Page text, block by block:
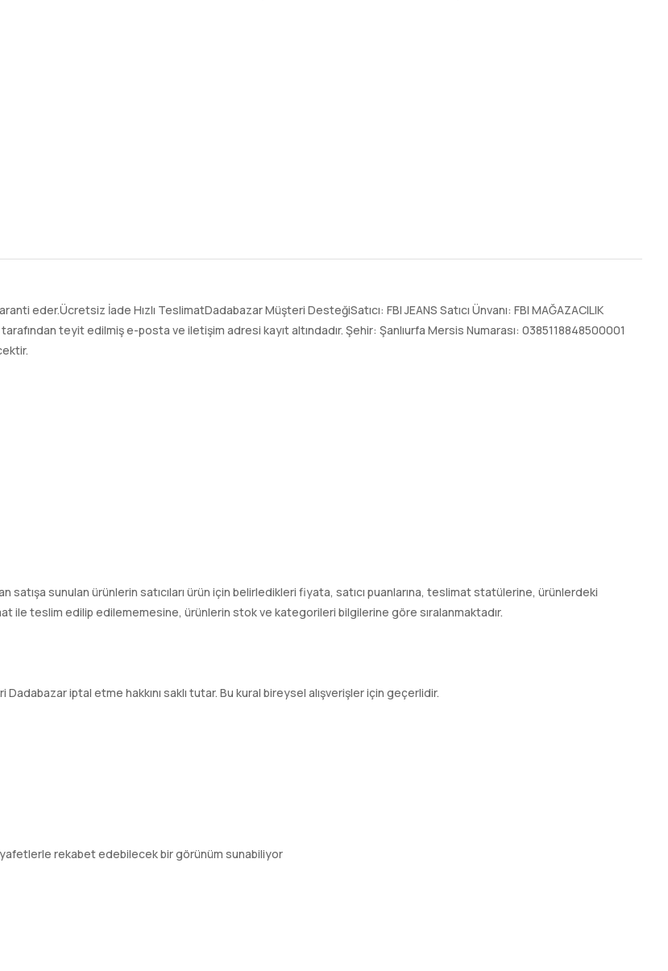
eder.Ücretsiz İade Hızlı TeslimatDadabazar Müşteri DesteğiSatıcı: FBI JEANS Satıcı Ünvanı: FBI MAĞAZACILIK
tarafından teyit edilmiş e-posta ve iletişim adresi kayıt altındadır. Şehir: Şanlıurfa Mersis Numarası: 0385118848500001
satışa sunulan ürünlerin satıcıları ürün için belirledikleri fiyata, satıcı puanlarına, teslimat statülerine, ürünlerdeki
ile teslim edilip edilememesine, ürünlerin stok ve kategorileri bilgilerine göre sıralanmaktadır.
iptal etme hakkını saklı tutar. Bu kural bireysel alışverişler için geçerlidir.
rekabet edebilecek bir görünüm sunabiliyor